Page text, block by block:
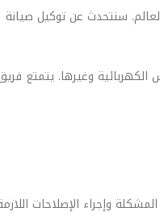
سنتحدث عن توكيل صيانة
الكهربائية وغيرها. يتمتع
وإجراء الإصلاحات